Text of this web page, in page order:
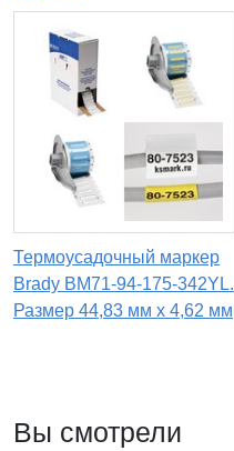
Термоусадочный маркер
Brady BM71-94-175-342YL.
Размер 44,83 мм х 4,62 мм
Вы смотрели